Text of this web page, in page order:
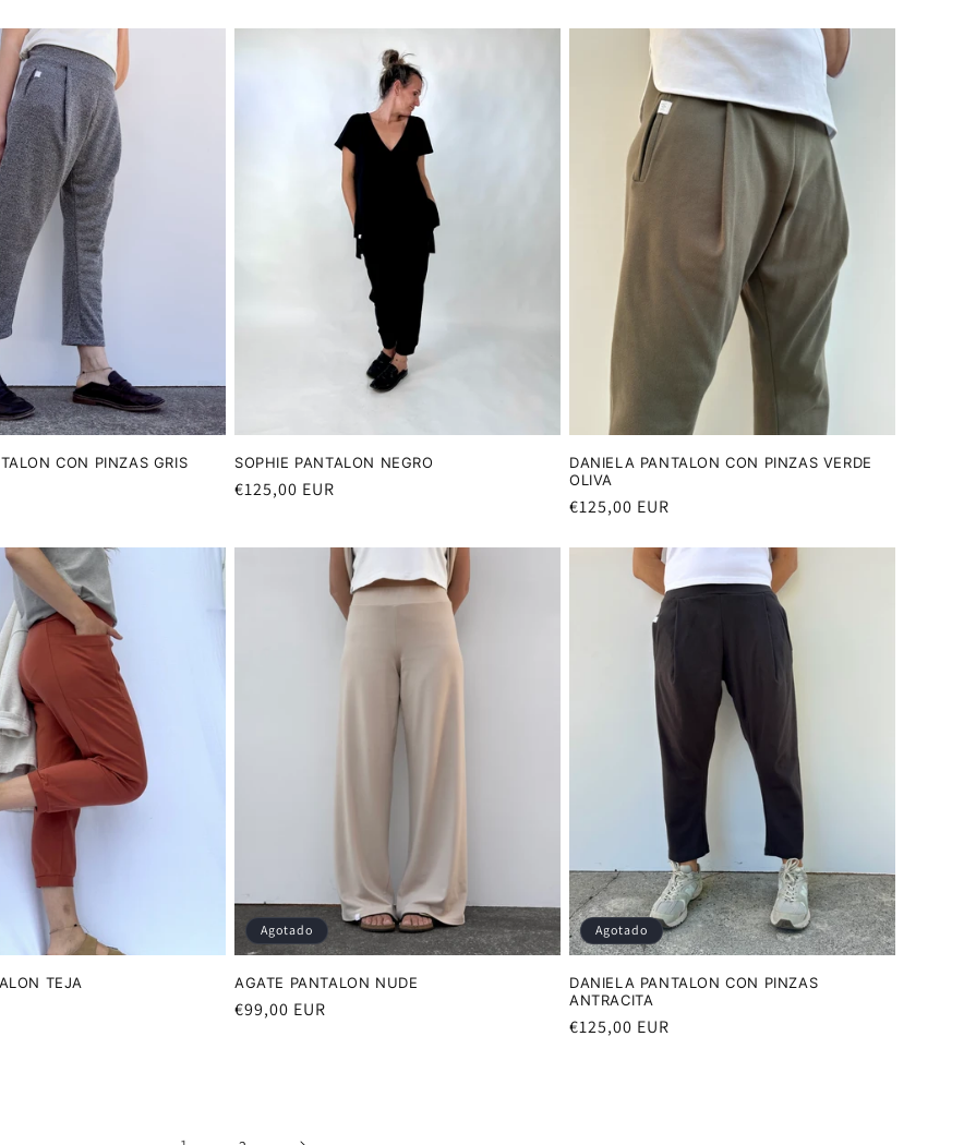
CON PINZAS GRIS
SOPHIE PANTALON NEGRO
Precio
€125,00 EUR
DANIELA PANTALON CON PINZAS VERDE
OLIVA
Precio
€125,00 EUR
TEJA
Agotado
AGATE PANTALON NUDE
Precio
€99,00 EUR
Agotado
DANIELA PANTALON CON PINZAS
ANTRACITA
Precio
€125,00 EUR